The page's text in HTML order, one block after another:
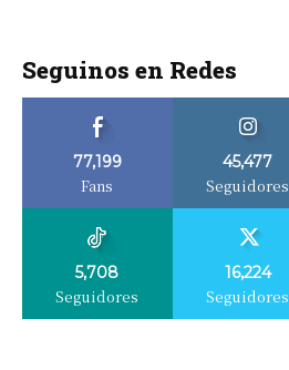
Seguinos en Redes
77,199
Fans
45,477
Seguidores
5,708
Seguidores
16,224
Seguidores